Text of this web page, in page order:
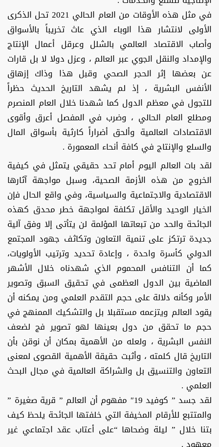
في مثل هذه الأوقات من العام الحالي 2021 تحل الذكرى
الأولى لانتشار هذا الوباء الذي عاث تخريباً بالأسواق
وأصاب الاقتصاد العالمي بالشلل وعرقل أعمال الإنتاج
والإمداد والنقل الجوي عبر العالم ، وعزل دولا لا بل قارات
عن بعضها إثر الحجر الصحي وقبل هذا وذاك إزهاق
الأنفس البشرية ، إذ لم يشهد التاريخ الحديث حظراً
للتجول في معظم الدول كما شهدنا خلال العام المنصرم
ومطلع العام الحالي ، وضرب في المفصل أعرق وأقوى
الاقتصادات العالمية وألحق أضراراً كارثية بأسواق المال
والسلع والإنتاج في كافة أنحاء المعمورة .
لقد بات العالم اليوم أمام تحد حقيقي يتمثل في كيفية
الخروج من هذه الأزمة الصحية، وسبل مواجهة آثارها
الاقتصادية والاجتماعية والسياسية، وفي واقع الحال فإن
الخيار الوحيد والأقل تكلفة لمواجهة خطر محدق كهذه
الجائحة والحد من تبعاتها المؤلمة لن يتأتى إلا وفق آلية
جديدة ترتكز على تنمية التعاون وتكاثف جهود المجتمع
الدولي كأسرة واحدة ، وإعادة تحديد وترتيب الأولويات،
كما أن التنافس المحموم الذي شهدناه خلال الأشهر
الماضية بين الدول العظمى في تحقيق السبق وتصوير
الأمر وكأنه دلالة على حجم التقدم العلمي ومن يمكنه أن
يقود العالم ويتزعمه مستقبلا بل والتشكيك الممنهج في
حجم ما تحقق من دول بعينها لهو تصوير فج لضعف
النفس البشرية ، ولعله من الأهمية بمكان أن نوقن بأن
التاريخ قال كلمته ، وأثبت حقيقة الأهمية القصوى لمعنى
التعاون والتنسيق بل والشراكة العالمية في مجال البحث
العلمي .
لقد جسد ” كوفيد 19″ مفهوم أن العالم ” قرية صغيرة ”
والمتتبع للأرقام المخيفة التي خلفتها الجائحة يلحظ كيف
بتنا خلال ” ليلة وضحاها “على أعتاب عقد اجتماعي غير